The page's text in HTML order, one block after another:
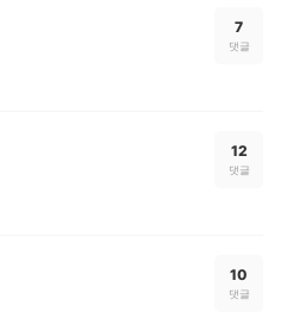
7
댓글
12
댓글
10
댓글